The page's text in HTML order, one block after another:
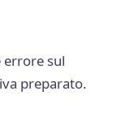
errore sul
preparato.